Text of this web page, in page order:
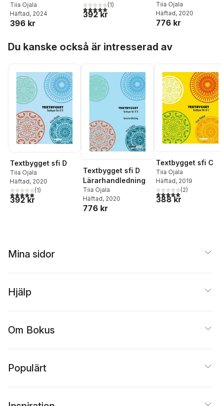
ämnen :
undervisning,
metoder och
Tiia Ojala
Häftad, 2024
396 kr
5,0utav 5 stjärnor. Totalt antal röster:
(1)
392 kr
Tiia Ojala
Häftad, 2020
776 kr
Du kanske också är intresserad av
Textbygget sfi D
Tiia Ojala
Häftad, 2020
5,0utav 5 stjärnor. Totalt antal röster:
(1)
392 kr
Textbygget sfi D
Lärarhandledning
Tiia Ojala
Häftad, 2020
776 kr
Textbygget sfi C
Tiia Ojala
Häftad, 2019
5,0utav 5 stjärnor.
(2)
388 kr
Mina sidor
Hjälp
Om Bokus
Populärt